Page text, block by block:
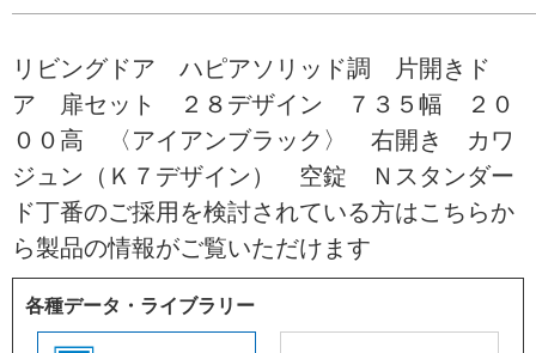
リビングドア ハピアソリッド調 片開きド
ア 扉セット ２８デザイン ７３５幅 ２０
００高 〈アイアンブラック〉 右開き カワ
ジュン（Ｋ７デザイン） 空錠 Ｎスタンダー
ド丁番のご採用を検討されている方はこちらか
ら製品の情報がご覧いただけます
各種データ・ライブラリー